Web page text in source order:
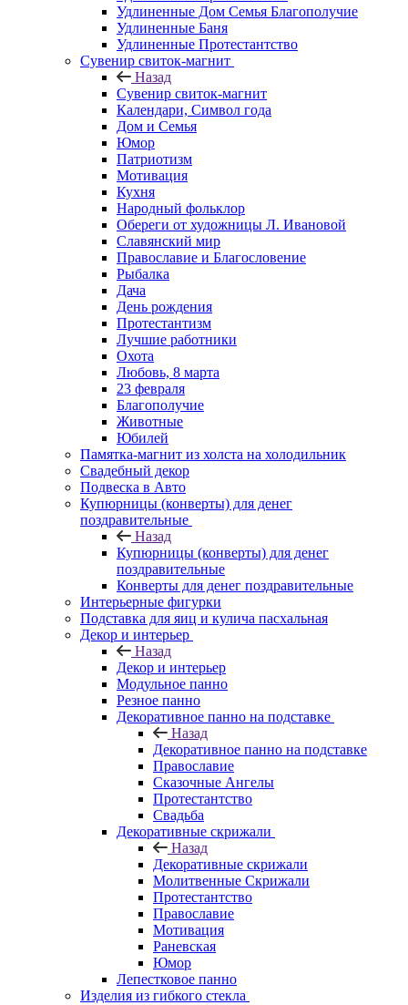
Удлиненные Дом Семья Благополучие
Удлиненные Баня
Удлиненные Протестантство
Сувенир свиток-магнит
Назад
Сувенир свиток-магнит
Календари, Символ года
Дом и Семья
Юмор
Патриотизм
Мотивация
Кухня
Народный фольклор
Обереги от художницы Л. Ивановой
Славянский мир
Православие и Благословение
Рыбалка
Дача
День рождения
Протестантизм
Лучшие работники
Охота
Любовь, 8 марта
23 февраля
Благополучие
Животные
Юбилей
Памятка-магнит из холста на холодильник
Свадебный декор
Подвеска в Авто
Купюрницы (конверты) для денег
поздравительные
Назад
Купюрницы (конверты) для денег
поздравительные
Конверты для денег поздравительные
Интерьерные фигурки
Подставка для яиц и кулича пасхальная
Декор и интерьер
Назад
Декор и интерьер
Модульное панно
Резное панно
Декоративное панно на подставке
Назад
Декоративное панно на подставке
Православие
Сказочные Ангелы
Протестантство
Свадьба
Декоративные скрижали
Назад
Декоративные скрижали
Молитвенные Скрижали
Протестантство
Православие
Мотивация
Раневская
Юмор
Лепестковое панно
Изделия из гибкого стекла